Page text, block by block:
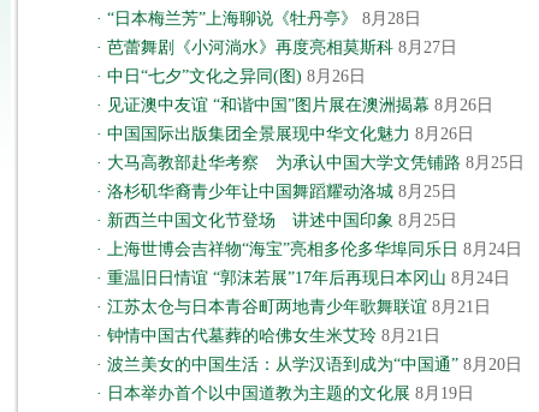
· “日本梅兰芳”上海聊说《牡丹亭》
8月28日
· 芭蕾舞剧《小河淌水》再度亮相莫斯科 8月27日
· 中日“七夕”文化之异同(图) 8月26日
· 见证澳中友谊 “和谐中国”图片展在澳洲揭幕 8月26日
· 中国国际出版集团全景展现中华文化魅力 8月26日
· 大马高教部赴华考察 为承认中国大学文凭铺路 8月25日
· 洛杉矶华裔青少年让中国舞蹈耀动洛城 8月25日
· 新西兰中国文化节登场 讲述中国印象 8月25日
· 上海世博会吉祥物“海宝”亮相多伦多华埠同乐日 8月24日
· 重温旧日情谊 “郭沫若展”17年后再现日本冈山 8月24日
· 江苏太仓与日本青谷町两地青少年歌舞联谊 8月21日
· 钟情中国古代墓葬的哈佛女生米艾玲 8月21日
· 波兰美女的中国生活：从学汉语到成为“中国通” 8月20日
· 日本举办首个以中国道教为主题的文化展 8月19日